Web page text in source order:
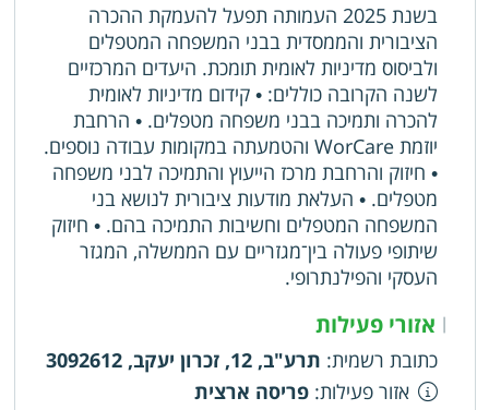
בשנת 2025 העמותה תפעל להעמקת ההכרה
הציבורית והממסדית בבני המשפחה המטפלים
ולביסוס מדיניות לאומית תומכת. היעדים המרכזיים
לשנה הקרובה כוללים: • קידום מדיניות לאומית
להכרה ותמיכה בבני משפחה מטפלים. • הרחבת
יוזמת WorCare והטמעתה במקומות עבודה נוספים.
• חיזוק והרחבת מרכז הייעוץ והתמיכה לבני משפחה
מטפלים. • העלאת מודעות ציבורית לנושא בני
המשפחה המטפלים וחשיבות התמיכה בהם. • חיזוק
שיתופי פעולה בין־מגזריים עם הממשלה, המגזר
העסקי והפילנתרופי.
| אזורי פעילות
כתובת רשמית: תרע"ב, 12, זכרון יעקב, 3092612
אזור פעילות: פריסה ארצית